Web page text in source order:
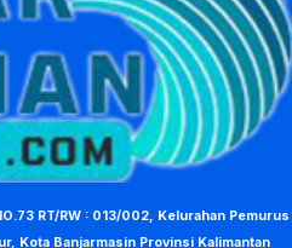
RT/RW : 013/002, Kelurahan Pemurus
Kota Banjarmasin Provinsi Kalimantan